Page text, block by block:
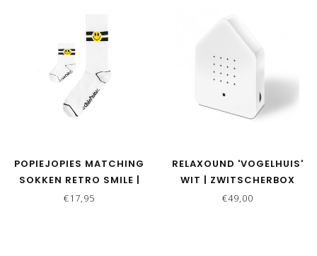
POPIEJOPIES MATCHING
SOKKEN RETRO SMILE |
WIT
€17,95
RELAXOUND 'VOGELHUIS'
WIT | ZWITSCHERBOX
€49,00